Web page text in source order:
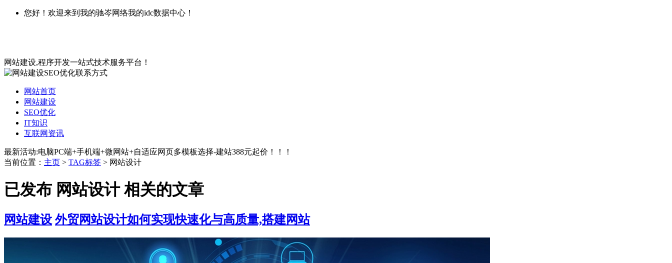
您好！欢迎来到我的驰岑网络我的idc数据中心！
网站建设,程序开发一站式技术服务平台！
网站首页
网站建设
SEO优化
IT知识
互联网资讯
最新活动:电脑PC端+手机端+微网站+自适应网页多模板选择-建站388元起价！！！
当前位置： 主页 > TAG标签 > 网站设计
已发布 网站设计 相关的文章
网站建设 外贸网站设计如何实现快速化与高质量,搭建网站